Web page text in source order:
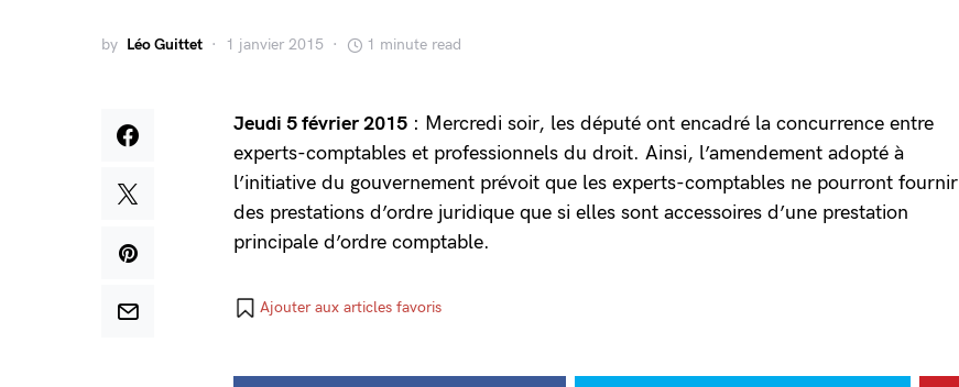
by Léo Guittet 1 janvier 2015 1 minute read
Jeudi 5 février 2015 : Mercredi soir, les député ont encadré la concurrence entre
experts-comptables et professionnels du droit. Ainsi, l’amendement adopté à
l’initiative du gouvernement prévoit que les experts-comptables ne pourront fournir
des prestations d’ordre juridique que si elles sont accessoires d’une prestation
principale d’ordre comptable.
Ajouter aux articles favoris